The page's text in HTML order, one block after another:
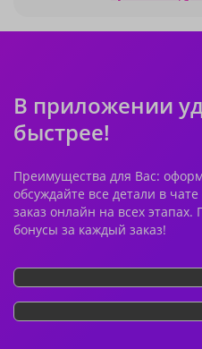
В приложении
быстрее!
Преимущества для Вас:
обсуждайте все детали в
заказ онлайн на всех
бонусы за каждый заказ!